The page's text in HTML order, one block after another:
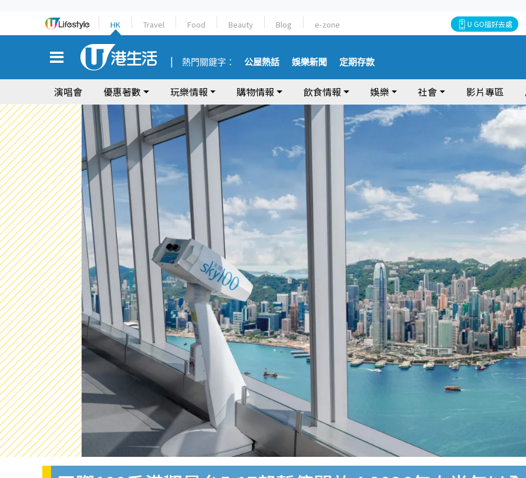
HK Travel Food Beauty Blog e-zone U GO搵好去處
熱門關鍵字： 公屋熱話 娛樂新聞 定期存款
演唱會 優惠著數 玩樂情報 購物情報 飲食情報 娛樂 社會 影片專區